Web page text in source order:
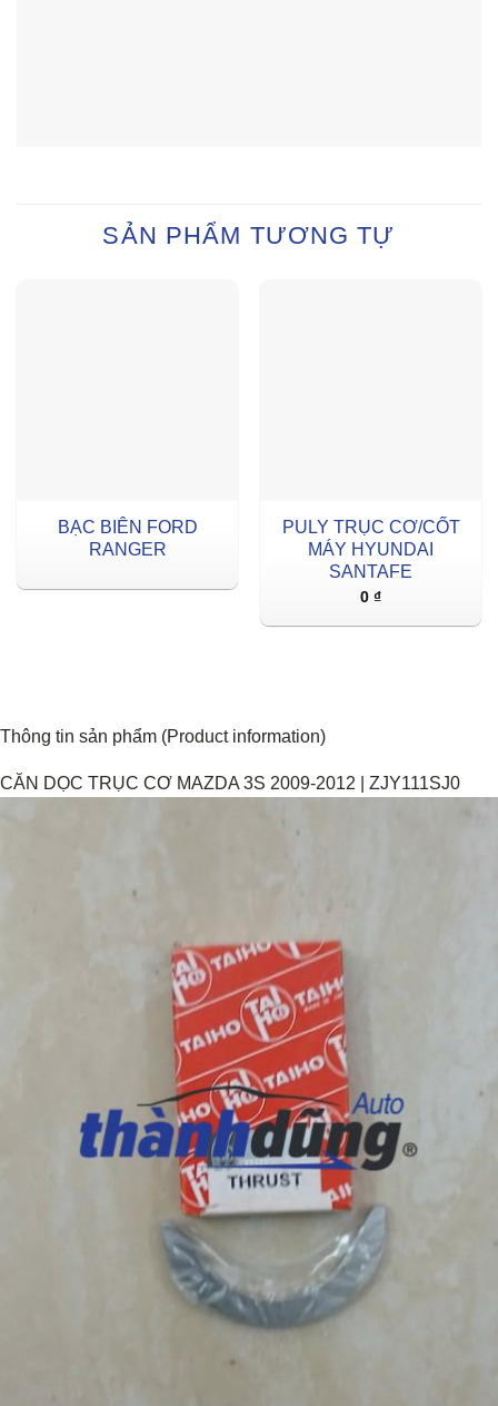
SẢN PHẨM TƯƠNG TỰ
BẠC BIÊN FORD
RANGER
PULY TRỤC CƠ/CỐT
MÁY HYUNDAI
SANTAFE
0 ₫
Thông tin sản phẩm (Product information)
CĂN DỌC TRỤC CƠ MAZDA 3S 2009-2012 | ZJY111SJ0